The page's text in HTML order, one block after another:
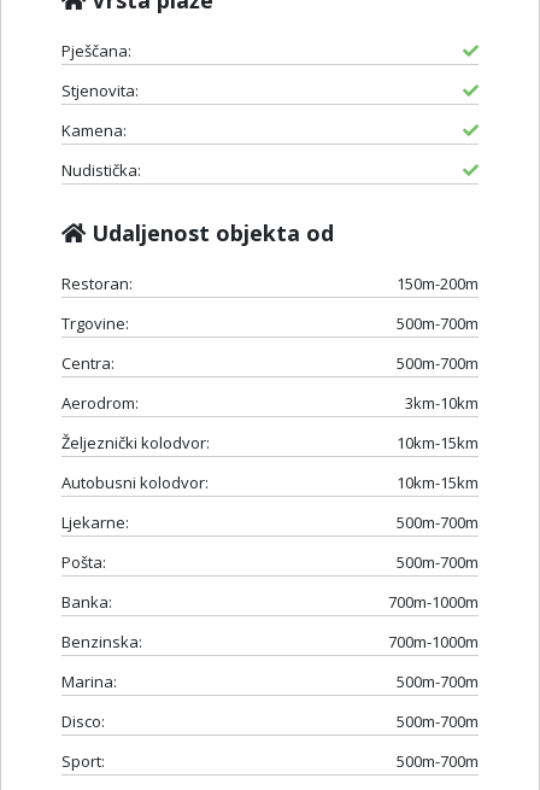
Pješčana:
Stjenovita:
Kamena:
Nudistička:
Udaljenost objekta od
Restoran:
150m-200m
Trgovine:
500m-700m
Centra:
500m-700m
Aerodrom:
3km-10km
Željeznički kolodvor:
10km-15km
Autobusni kolodvor:
10km-15km
Ljekarne:
500m-700m
Pošta:
500m-700m
Banka:
700m-1000m
Benzinska:
700m-1000m
Marina:
500m-700m
Disco:
500m-700m
Sport:
500m-700m